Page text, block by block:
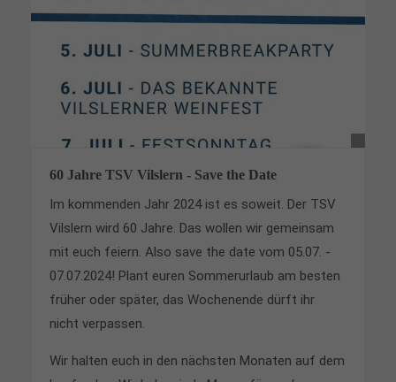
24h / 365days
Mon - Fri 8:00am - 5:00pm(GMT +1)
Get in touch
Cybersteel Inc.
376-293 City Road, Suite 600
San Francisco, CA 94102
+44 1234 567 890
60 Jahre TSV Vilslern - Save the Date
Im kommenden Jahr 2024 ist es soweit. Der TSV
Vilslern wird 60 Jahre. Das wollen wir gemeinsam
mit euch feiern. Also save the date vom 05.07. -
07.07.2024! Plant euren Sommerurlaub am besten
früher oder später, das Wochenende dürft ihr
nicht verpassen.
Wir halten euch in den nächsten Monaten auf dem